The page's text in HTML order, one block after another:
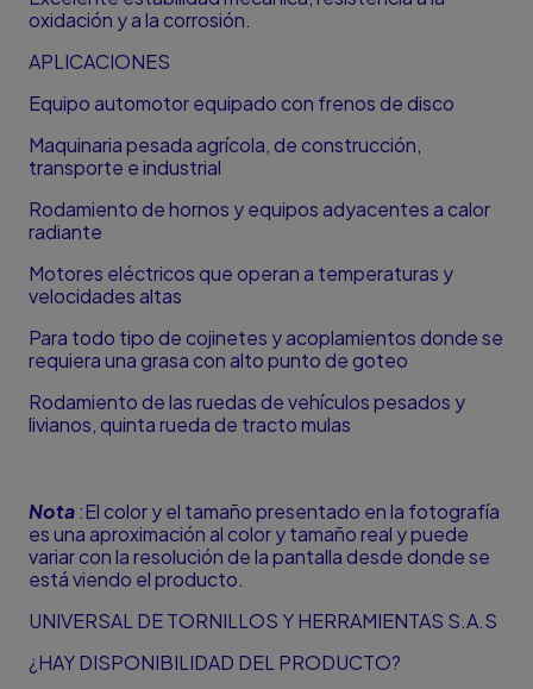
oxidación y a la corrosión.
APLICACIONES
Equipo automotor equipado con frenos de disco
Maquinaria pesada agrícola, de construcción,
transporte e industrial
Rodamiento de hornos y equipos adyacentes a calor
radiante
Motores eléctricos que operan a temperaturas y
velocidades altas
Para todo tipo de cojinetes y acoplamientos donde se
requiera una grasa con alto punto de goteo
Rodamiento de las ruedas de vehículos pesados y
livianos, quinta rueda de tracto mulas
Nota:El color y el tamaño presentado en la fotografía
es una aproximación al color y tamaño real y puede
variar con la resolución de la pantalla desde donde se
está viendo el producto.
UNIVERSAL DE TORNILLOS Y HERRAMIENTAS S.A.S
¿HAY DISPONIBILIDAD DEL PRODUCTO?